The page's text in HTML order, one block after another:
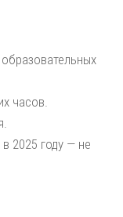
часов.
2025 году — не